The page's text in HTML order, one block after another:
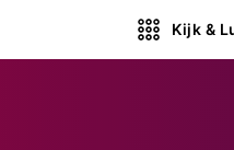
Kijk &